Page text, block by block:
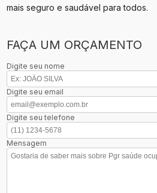
mais seguro e saudável para todos.
FAÇA UM ORÇAMENTO
Digite seu nome
Digite seu email
Digite seu telefone
Mensagem